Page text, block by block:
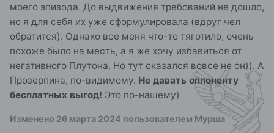
моего эпизода. До выдвижения требований не дошло,
но я для себя их уже сформулировала (вдруг чел
обратится). Однако все меня что-то тяготило, очень
похоже было на месть, а я же хочу избавиться от
негативного Плутона. Но тут оказался вовсе не он)). А
Прозерпина, по-видимому. Не давать оппоненту
бесплатных выгод! Это по-нашему)
Изменено 26 марта 2024 пользователем Мурша